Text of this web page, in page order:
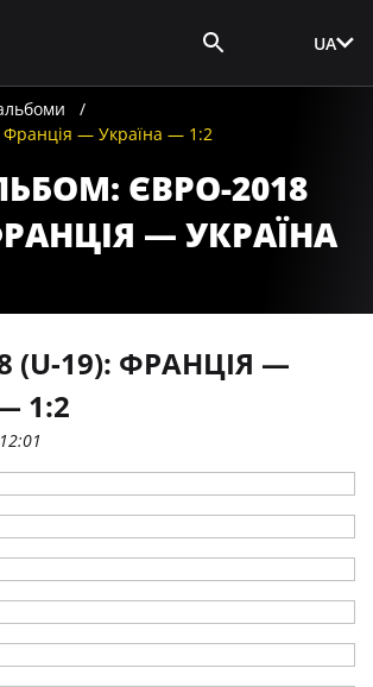
UA
Франція — Україна — 1:2
ЄВРО-2018
— УКРАЇНА
(U-19): ФРАНЦІЯ —
1:2